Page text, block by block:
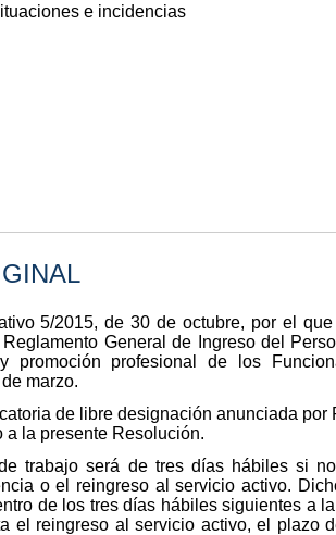
e incidencias
5/2015, de 30 de octubre, por el
General de Ingreso del
profesional de los
marzo.
de libre designación anunciada por
a la presente Resolución.
trabajo será de tres días hábiles si
o el reingreso al servicio activo.
de los tres días hábiles siguientes a
el reingreso al servicio activo, el plazo